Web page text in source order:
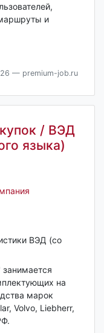
и
— premium-job.ru
/ ВЭД
языка)
ВЭД (со
на
марок
Volvo, Liebherr,